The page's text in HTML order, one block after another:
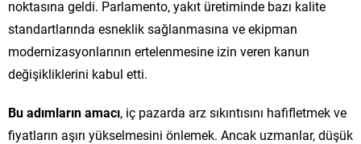
noktasına geldi. Parlamento, yakıt üretiminde bazı kalite
standartlarında esneklik sağlanmasına ve ekipman
modernizasyonlarının ertelenmesine izin veren kanun
değişikliklerini kabul etti.
Bu adımların amacı, iç pazarda arz sıkıntısını hafifletmek ve
fiyatların aşırı yükselmesini önlemek. Ancak uzmanlar, düşük